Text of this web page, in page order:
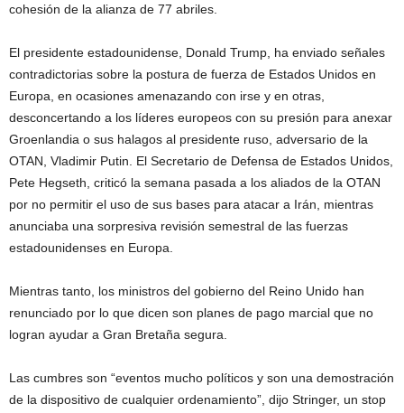
cohesión de la alianza de 77 abriles.
El presidente estadounidense, Donald Trump, ha enviado señales
contradictorias sobre la postura de fuerza de Estados Unidos en
Europa, en ocasiones amenazando con irse y en otras,
desconcertando a los líderes europeos con su presión para anexar
Groenlandia o sus halagos al presidente ruso, adversario de la
OTAN, Vladimir Putin. El Secretario de Defensa de Estados Unidos,
Pete Hegseth, criticó la semana pasada a los aliados de la OTAN
por no permitir el uso de sus bases para atacar a Irán, mientras
anunciaba una sorpresiva revisión semestral de las fuerzas
estadounidenses en Europa.
Mientras tanto, los ministros del gobierno del Reino Unido han
renunciado por lo que dicen son planes de pago marcial que no
logran ayudar a Gran Bretaña segura.
Las cumbres son “eventos mucho políticos y son una demostración
de la dispositivo de cualquier ordenamiento”, dijo Stringer, un stop